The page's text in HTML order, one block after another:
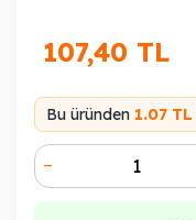
107,40 TL
Bu üründen 1.07 TL